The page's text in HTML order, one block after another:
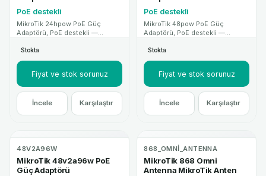
PoE destekli
MikroTik 24hpow PoE Güç
Adaptörü, PoE destekli —
özellikler ve proje desteği ile
sunulan profesyonel ağ cihazı
çözümüdür.
Stokta
Fiyat ve stok sorunuz
İncele Karşılaştır
PoE destekli
MikroTik 48pow PoE Güç
Adaptörü, PoE destekli —
özellikler ve proje desteği ile
sunulan profesyonel ağ cihazı
çözümüdür.
Stokta
Fiyat ve stok sorunuz
İncele Karşılaştır
48V2A96W
MikroTik 48v2a96w PoE
Güç Adaptörü
868_OMNI_ANTENNA
MikroTik 868 Omni
Antenna MikroTik Anten